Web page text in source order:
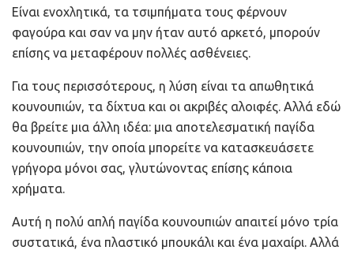
Είναι ενοχλητικά, τα τσιμπήματα τους φέρνουν
φαγούρα και σαν να μην ήταν αυτό αρκετό, μπορούν
επίσης να μεταφέρουν πολλές ασθένειες.
Για τους περισσότερους, η λύση είναι τα απωθητικά
κουνουπιών, τα δίχτυα και οι ακριβές αλοιφές. Αλλά εδώ
θα βρείτε μια άλλη ιδέα: μια αποτελεσματική παγίδα
κουνουπιών, την οποία μπορείτε να κατασκευάσετε
γρήγορα μόνοι σας, γλυτώνοντας επίσης κάποια
χρήματα.
Αυτή η πολύ απλή παγίδα κουνουπιών απαιτεί μόνο τρία
συστατικά, ένα πλαστικό μπουκάλι και ένα μαχαίρι. Αλλά